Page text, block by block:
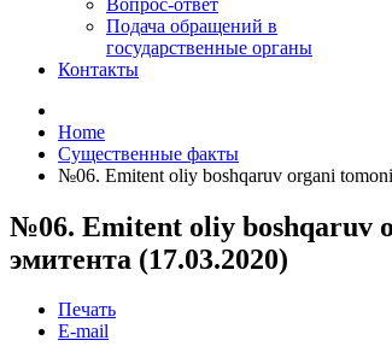
Подача обращений в
государственные органы
Контакты
Home
Существенные факты
№06. Emitent oliy boshqaruv organi
№06. Emitent oliy boshqaruv
эмитента (17.03.2020)
Печать
E-mail